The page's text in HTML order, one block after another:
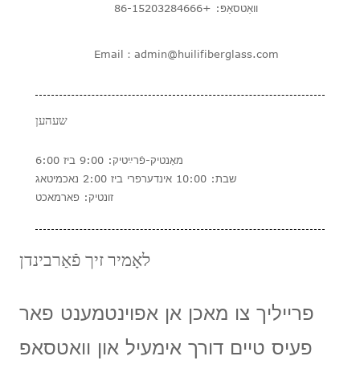
וואַטסאַפּ: +86-15203284666
Email：admin@huilifiberglass.com
שעהען
מאָנטיק-פֿרײַטיק: 9:00 ביז 6:00
שבת: 10:00 אינדערפרי ביז 2:00 נאכמיטאג
זונטיק: פארמאכט
לאָמיר זיך פֿאַרבינדן
פרייליך צו מאכן אן אפוינטמענט פאר
פעיס טיים דורך אימעיל און וואטסאפ